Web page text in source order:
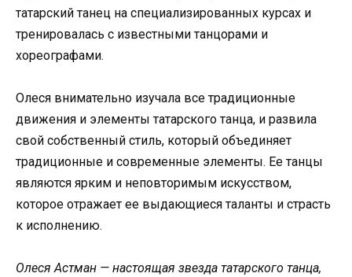
татарский танец на специализированных курсах и
тренировалась с известными танцорами и
хореографами.
Олеся внимательно изучала все традиционные
движения и элементы татарского танца, и развила
свой собственный стиль, который объединяет
традиционные и современные элементы. Ее танцы
являются ярким и неповторимым искусством,
которое отражает ее выдающиеся таланты и страсть
к исполнению.
Олеся Астман — настоящая звезда татарского танца,